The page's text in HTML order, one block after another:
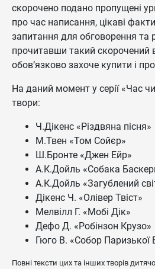
скорочено подано пропущені
про час написання, цікаві
запитання для обговорення та
прочитавши такий скорочений
обов’язково захоче купити і
На даний момент у серії «Час
твори:
Ч.Дікенс «Різдвяна пісня»
М.Твен «Том Сойєр»
Ш.Бронте «Джен Ейр»
А.К.Дойль «Собака
А.К.Дойль «Загублений
Дікенс Ч. «Олівер Твіст»
Мелвілл Г. «Мобі Дік»
Дефо Д. «Робінзон Крузо»
Гюго В. «Собор Паризької
Повні тексти цих та інших творів